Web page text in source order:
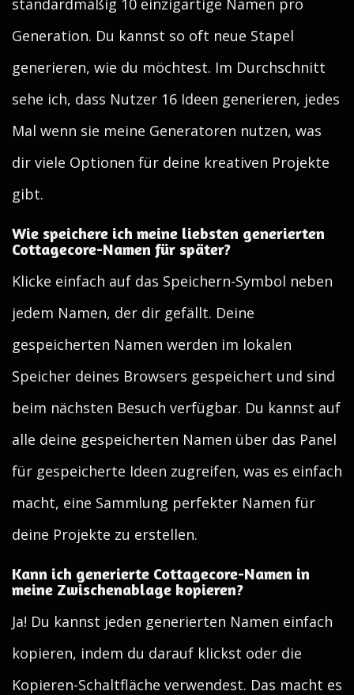
standardmäßig 10 einzigartige Namen pro
Generation. Du kannst so oft neue Stapel
generieren, wie du möchtest. Im Durchschnitt
sehe ich, dass Nutzer 16 Ideen generieren, jedes
Mal wenn sie meine Generatoren nutzen, was
dir viele Optionen für deine kreativen Projekte
gibt.
Wie speichere ich meine liebsten generierten
Cottagecore-Namen für später?
Klicke einfach auf das Speichern-Symbol neben
jedem Namen, der dir gefällt. Deine
gespeicherten Namen werden im lokalen
Speicher deines Browsers gespeichert und sind
beim nächsten Besuch verfügbar. Du kannst auf
alle deine gespeicherten Namen über das Panel
für gespeicherte Ideen zugreifen, was es einfach
macht, eine Sammlung perfekter Namen für
deine Projekte zu erstellen.
Kann ich generierte Cottagecore-Namen in
meine Zwischenablage kopieren?
Ja! Du kannst jeden generierten Namen einfach
kopieren, indem du darauf klickst oder die
Kopieren-Schaltfläche verwendest. Das macht es